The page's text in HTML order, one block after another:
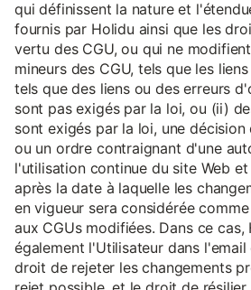
qui définissent la nature et
fournis par Holidu ainsi que les
vertu des CGU, ou qui ne
mineurs des CGU, tels que les
tels que des liens ou des erreurs
sont pas exigés par la loi, ou (ii)
sont exigés par la loi, une
ou un ordre contraignant d'une
l'utilisation continue du site Web
après la date à laquelle les
en vigueur sera considérée
aux CGUs modifiées. Dans ce
également l'Utilisateur dans
droit de rejeter les changements